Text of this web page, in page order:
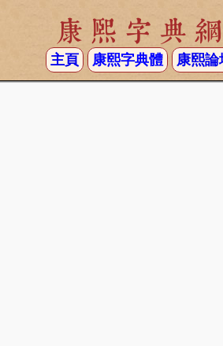
康熙字典
主頁 康熙字典體 康熙論